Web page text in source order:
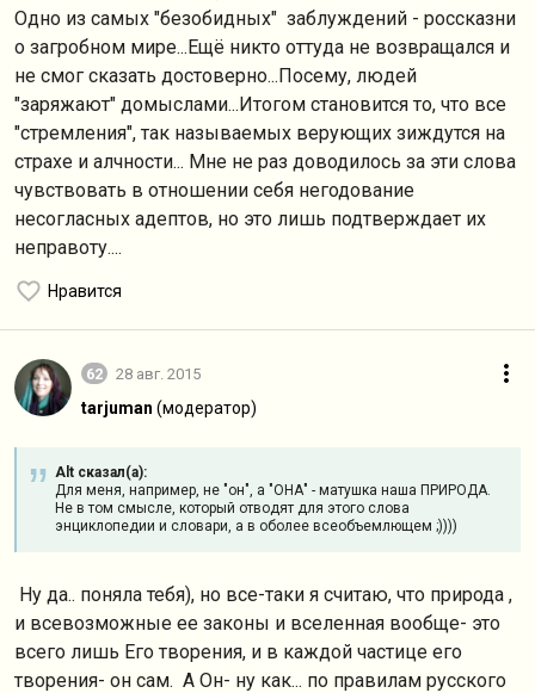
Одно из самых "безобидных" заблуждений - россказни
о загробном мире...Ещё никто оттуда не возвращался и
не смог сказать достоверно...Посему, людей
"заряжают" домыслами...Итогом становится то, что все
"стремления", так называемых верующих зиждутся на
страхе и алчности... Мне не раз доводилось за эти слова
чувствовать в отношении себя негодование
несогласных адептов, но это лишь подтверждает их
неправоту....
Нравится
62 28 авг. 2015
tarjuman (модератор)
Alt сказал(а):
Для меня, например, не "он", а "ОНА" - матушка наша ПРИРОДА.
Не в том смысле, который отводят для этого слова
энциклопедии и словари, а в оболее всеобъемлющем ;))))
Ну да.. поняла тебя), но все-таки я считаю, что природа ,
и всевозможные ее законы и вселенная вообще- это
всего лишь Его творения, и в каждой частице его
творения- он сам. А Он- ну как... по правилам русского